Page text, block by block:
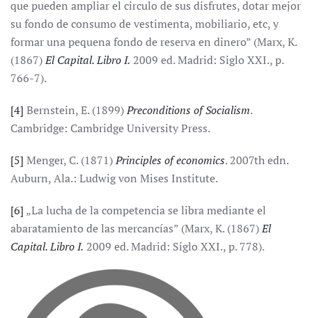
que pueden ampliar el circulo de sus disfrutes, dotar mejor
su fondo de consumo de vestimenta, mobiliario, etc, y
formar una pequena fondo de reserva en dinero” (Marx, K.
(1867)El Capital. Libro I. 2009 ed. Madrid: Siglo XXI., p.
766-7).
[4] Bernstein, E. (1899)Preconditions of Socialism.
Cambridge: Cambridge University Press.
[5] Menger, C. (1871)Principles of economics. 2007th edn.
Auburn, Ala.: Ludwig von Mises Institute.
[6] „La lucha de la competencia se libra mediante el
abaratamiento de las mercancías” (Marx, K. (1867)El
Capital. Libro I. 2009 ed. Madrid: Siglo XXI., p. 778).